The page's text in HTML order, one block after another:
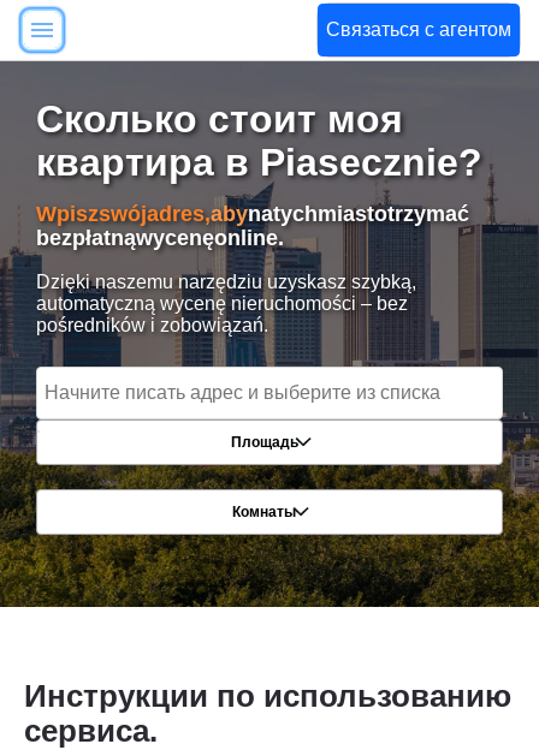
Связаться с агентом
Сколько стоит моя
квартира в Piasecznie?
Wpiszswójadres,abynatychmiastotrzymać
bezpłatnąwycenęonline.
Dzięki naszemu narzędziu uzyskasz szybką,
automatyczną wycenę nieruchomości – bez
pośredników i zobowiązań.
Площадь
Комнаты
Инструкции по использованию
сервиса.